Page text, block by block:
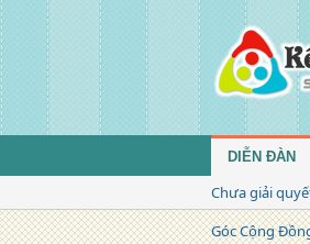
DIỄN ĐÀN
Chưa giải
Góc Cộng